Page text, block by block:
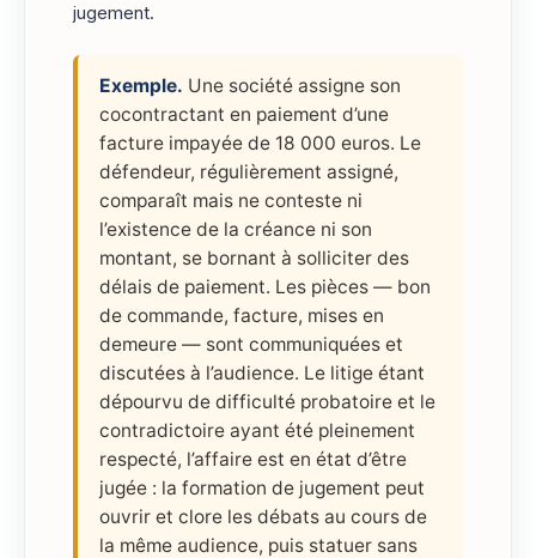
jugement.
Exemple. Une société assigne son
cocontractant en paiement d’une
facture impayée de 18 000 euros. Le
défendeur, régulièrement assigné,
comparaît mais ne conteste ni
l’existence de la créance ni son
montant, se bornant à solliciter des
délais de paiement. Les pièces — bon
de commande, facture, mises en
demeure — sont communiquées et
discutées à l’audience. Le litige étant
dépourvu de difficulté probatoire et le
contradictoire ayant été pleinement
respecté, l’affaire est en état d’être
jugée : la formation de jugement peut
ouvrir et clore les débats au cours de
la même audience, puis statuer sans